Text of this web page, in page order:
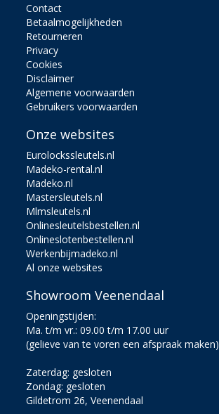
Contact
Betaalmogelijkheden
Retourneren
Privacy
Cookies
Disclaimer
Algemene voorwaarden
Gebruikers voorwaarden
Onze websites
Eurolockssleutels.nl
Madeko-rental.nl
Madeko.nl
Mastersleutels.nl
Mlmsleutels.nl
Onlinesleutelsbestellen.nl
Onlineslotenbestellen.nl
Werkenbijmadeko.nl
Al onze websites
Showroom Veenendaal
Openingstijden:
Ma. t/m vr.: 09.00 t/m 17.00 uur
(gelieve van te voren een afspraak maken)
Zaterdag: gesloten
Zondag: gesloten
Gildetrom 26, Veenendaal